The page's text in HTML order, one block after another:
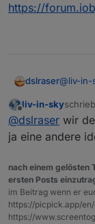
https://
dslraser@liv-in-
ob s-
ordner
https://
Offline
liv-in-sky
zuletzt
@dslraser wir
ja eine andere
nach einem gelösten
ersten Posts
im Beitrag wenn er
https://picpick.app/
https://